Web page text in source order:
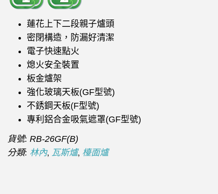
蓮花上下二段親子爐頭
密閉構造，防漏好清潔
電子快速點火
熄火安全裝置
板金爐架
強化玻璃天板(GF型號)
不銹鋼天板(F型號)
專利鋁合金吸氣遮罩(GF型號)
貨號: RB-26GF(B)
分類: 林內, 瓦斯爐, 檯面爐